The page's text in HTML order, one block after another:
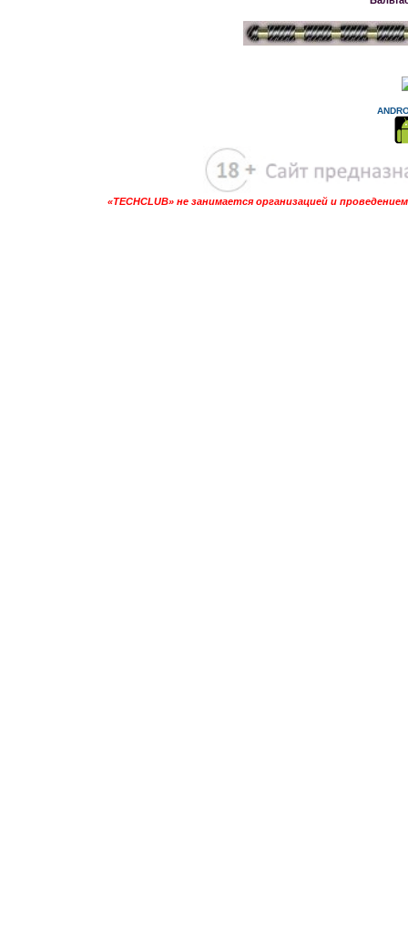
«TECHCLUB» не занимается организацией и